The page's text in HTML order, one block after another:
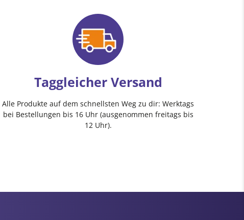
Taggleicher Versand
Alle Produkte auf dem schnellsten Weg zu dir: Werktags
bei Bestellungen bis 16 Uhr (ausgenommen freitags bis
12 Uhr).